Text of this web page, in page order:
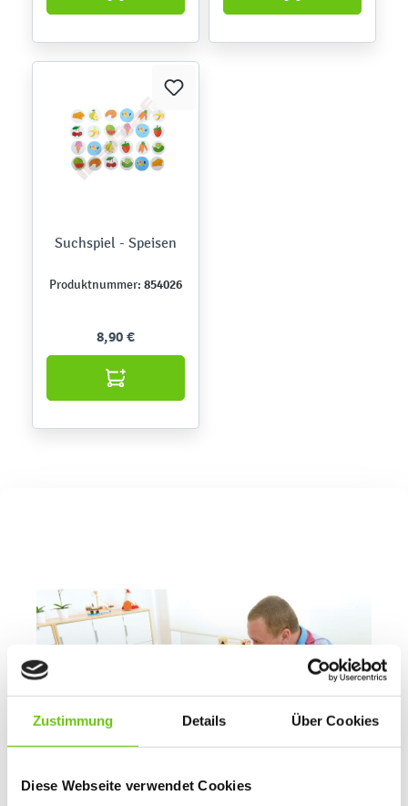
Zustimmung Details Über Cookies
Diese Webseite verwendet Cookies
Suchspiel - Speisen
Produktnummer: 854026
8,90 €